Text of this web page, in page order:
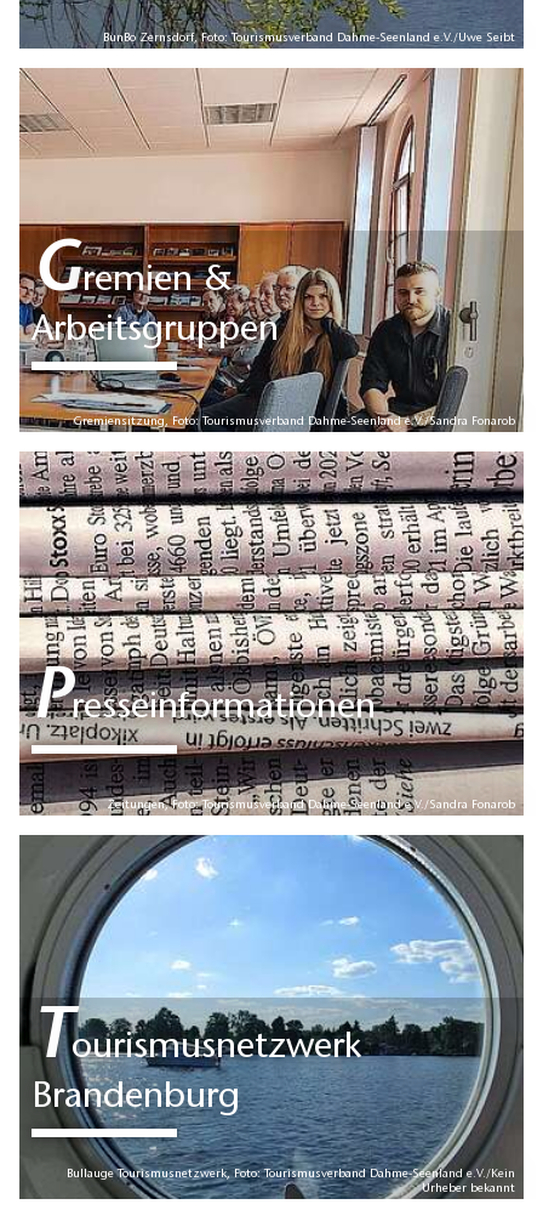
BunBo Zernsdorf, Foto: Tourismusverband Dahme-Seenland e.V./Uwe Seibt
Gremien &
Arbeitsgruppen
Gremiensitzung, Foto: Tourismusverband Dahme-Seenland e.V./Sandra Fonarob
Presseinformationen
Zeitungen, Foto: Tourismusverband Dahme-Seenland e.V./Sandra Fonarob
Tourismusnetzwerk
Brandenburg
Bullauge Tourismusnetzwerk, Foto: Tourismusverband Dahme-Seenland e.V./Kein
Urheber bekannt